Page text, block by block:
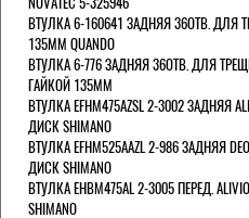
ВТУЛКА 6-160641 ЗАДНЯЯ 36ОТВ. ДЛЯ
135ММ QUANDO
ВТУЛКА 6-776 ЗАДНЯЯ 36ОТВ. ДЛЯ
ГАЙКОЙ 135ММ
ВТУЛКА EFHM475AZSL 2-3002 ЗАДНЯЯ
ДИСК SHIMANO
ВТУЛКА EFHM525AAZL 2-986 ЗАДНЯЯ
ДИСК SHIMANO
ВТУЛКА EHBM475AL 2-3005 ПЕРЕД.
SHIMANO